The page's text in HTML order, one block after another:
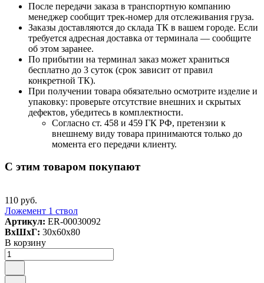
После передачи заказа в транспортную компанию
менеджер сообщит трек-номер для отслеживания груза.
Заказы доставляются до склада ТК в вашем городе. Если
требуется адресная доставка от терминала — сообщите
об этом заранее.
По прибытии на терминал заказ может храниться
бесплатно до 3 суток (срок зависит от правил
конкретной ТК).
При получении товара обязательно осмотрите изделие и
упаковку: проверьте отсутствие внешних и скрытых
дефектов, убедитесь в комплектности.
Согласно ст. 458 и 459 ГК РФ, претензии к
внешнему виду товара принимаются только до
момента его передачи клиенту.
С этим товаром покупают
110 руб.
Ложемент 1 ствол
Артикул: ER-00030092
ВxШxГ: 30x60x80
В корзину